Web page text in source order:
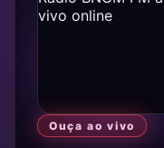
Ouça ao vivo